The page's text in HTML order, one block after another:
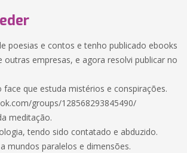
poesias e contos e tenho publicado ebooks
outras empresas, e agora resolvi publicar no
que estuda mistérios e conspirações.
groups/128568293845490/
meditação.
tendo sido contatado e abduzido.
mundos paralelos e dimensões.